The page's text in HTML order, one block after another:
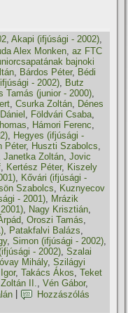
,Akapi (ifjúsági - 2002)
Alex Monken,az FTC
bajnoki
, Bárdos Péter, Bédi
- 2002), Butz
Tamás (junior - 2000),
,Csurka Zoltán, Dénes
, Földvári Csaba,
, Hámori Ferenc,
, Hegyes (ifjúsági -
Péter, Huszti Szabolcs,
Janetka Zoltán,Jovic
, Kertész Péter, Kiszely
, Kővári (ifjúsági -
Szabolcs, Kuznyecov
- 2001), Mrázik
, Nagy Krisztián,
,Oroszi Tamás,
, Patakfalvi Balázs,
,Simon (ifjúsági - 2002),
- 2002),Szalai
Mihály,Szilágyi
,Takács Ákos,Teket
II.,Vén Gábor,
Hozzászólás